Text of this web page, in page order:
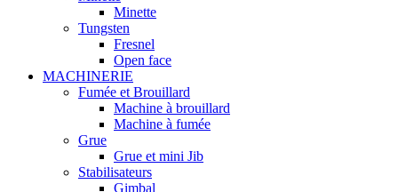
Minette
Tungsten
Fresnel
Open face
MACHINERIE
Fumée et Brouillard
Machine à brouillard
Machine à fumée
Grue
Grue et mini Jib
Stabilisateurs
Gimbal